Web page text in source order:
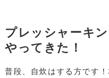
プレッシャーキ
やってきた！
普段、自炊はする方です！